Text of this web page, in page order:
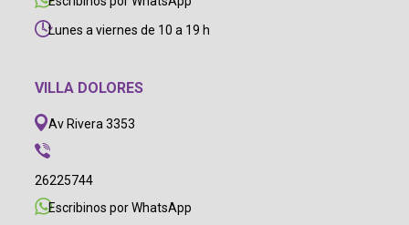
Lunes a viernes de 10 a 19 h
VILLA DOLORES
Av Rivera 3353
26225744
Escribinos por WhatsApp